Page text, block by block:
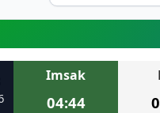
Calendrier
Imsak
04:44